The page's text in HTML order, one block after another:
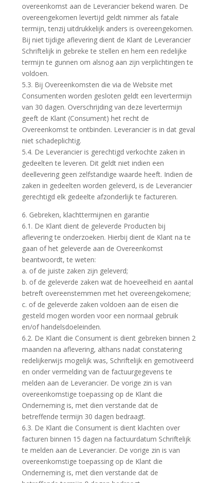
overeenkomst aan de Leverancier bekend waren. De
overeengekomen levertijd geldt nimmer als fatale
termijn, tenzij uitdrukkelijk anders is overeengekomen.
Bij niet tijdige aflevering dient de Klant de Leverancier
Schriftelijk in gebreke te stellen en hem een redelijke
termijn te gunnen om alsnog aan zijn verplichtingen te
voldoen.
5.3. Bij Overeenkomsten die via de Website met
Consumenten worden gesloten geldt een levertermijn
van 30 dagen. Overschrijding van deze levertermijn
geeft de Klant (Consument) het recht de
Overeenkomst te ontbinden. Leverancier is in dat geval
niet schadeplichtig.
5.4. De Leverancier is gerechtigd verkochte zaken in
gedeelten te leveren. Dit geldt niet indien een
deellevering geen zelfstandige waarde heeft. Indien de
zaken in gedeelten worden geleverd, is de Leverancier
gerechtigd elk gedeelte afzonderlijk te factureren.
6. Gebreken, klachttermijnen en garantie
6.1. De Klant dient de geleverde Producten bij
aflevering te onderzoeken. Hierbij dient de Klant na te
gaan of het geleverde aan de Overeenkomst
beantwoordt, te weten:
a. of de juiste zaken zijn geleverd;
b. of de geleverde zaken wat de hoeveelheid en aantal
betreft overeenstemmen met het overeengekomene;
c. of de geleverde zaken voldoen aan de eisen die
gesteld mogen worden voor een normaal gebruik
en/of handelsdoeleinden.
6.2. De Klant die Consument is dient gebreken binnen 2
maanden na aflevering, althans nadat constatering
redelijkerwijs mogelijk was, Schriftelijk en gemotiveerd
en onder vermelding van de factuurgegevens te
melden aan de Leverancier. De vorige zin is van
overeenkomstige toepassing op de Klant die
Onderneming is, met dien verstande dat de
betreffende termijn 30 dagen bedraagt.
6.3. De Klant die Consument is dient klachten over
facturen binnen 15 dagen na factuurdatum Schriftelijk
te melden aan de Leverancier. De vorige zin is van
overeenkomstige toepassing op de Klant die
Onderneming is, met dien verstande dat de